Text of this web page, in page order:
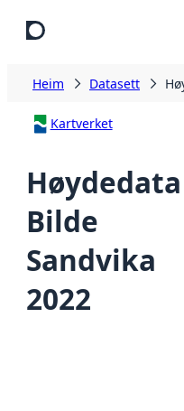
Heim Datasett
Kartverket
Høydedata
Bilde
Sandvika
2022